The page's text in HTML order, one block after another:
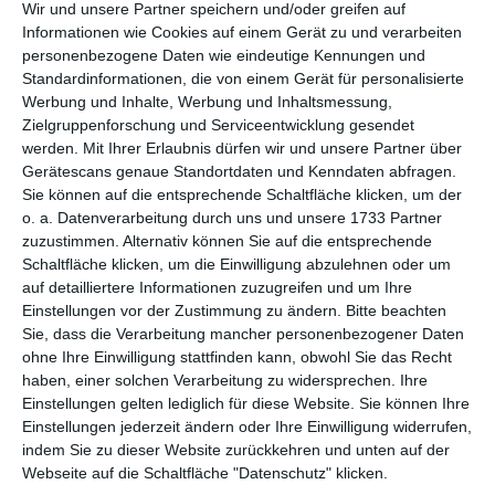
Wir und unsere Partner speichern und/oder greifen auf
Informationen wie Cookies auf einem Gerät zu und verarbeiten
personenbezogene Daten wie eindeutige Kennungen und
Standardinformationen, die von einem Gerät für personalisierte
Werbung und Inhalte, Werbung und Inhaltsmessung,
Zielgruppenforschung und Serviceentwicklung gesendet
werden.
Mit Ihrer Erlaubnis dürfen wir und unsere Partner über
Gerätescans genaue Standortdaten und Kenndaten abfragen.
Sie können auf die entsprechende Schaltfläche klicken, um der
o. a. Datenverarbeitung durch uns und unsere 1733 Partner
zuzustimmen. Alternativ können Sie auf die entsprechende
Schaltfläche klicken, um die Einwilligung abzulehnen oder um
auf detailliertere Informationen zuzugreifen und um Ihre
Einstellungen vor der Zustimmung zu ändern.
Bitte beachten
Sie, dass die Verarbeitung mancher personenbezogener Daten
ohne Ihre Einwilligung stattfinden kann, obwohl Sie das Recht
haben, einer solchen Verarbeitung zu widersprechen. Ihre
Einstellungen gelten lediglich für diese Website. Sie können Ihre
Einstellungen jederzeit ändern oder Ihre Einwilligung widerrufen,
indem Sie zu dieser Website zurückkehren und unten auf der
Webseite auf die Schaltfläche "Datenschutz" klicken.
TEILEN
Facebook, Twitter, WhatsApp, ...
WEITERE KARTEN IN DIESEN
KATEGORIEN ANSEHEN
Feiertage, Festtage
Frohes Neues Jahr
Silvester/Guten Rutsch